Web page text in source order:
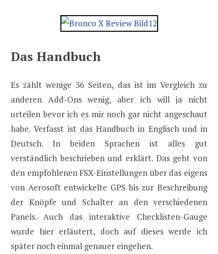
Das Handbuch
Es zählt wenige 36 Seiten, das ist im Vergleich zu
anderen Add-Ons wenig, aber ich will ja nicht
urteilen bevor ich es mir noch gar nicht angeschaut
habe. Verfasst ist das Handbuch in Englisch und in
Deutsch. In beiden Sprachen ist alles gut
verständlich beschrieben und erklärt. Das geht von
den empfohlenen FSX-Einstellungen über das eigens
von Aerosoft entwickelte GPS bis zur Beschreibung
der Knöpfe und Schalter an den verschiedenen
Panels. Auch das interaktive Checklisten-Gauge
wurde hier erläutert, doch auf dieses werde ich
später noch einmal genauer eingehen.